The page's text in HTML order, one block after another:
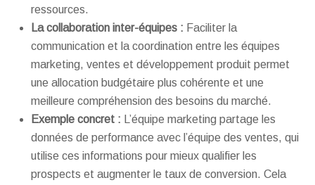
ressources.
La collaboration inter-équipes : Faciliter la
communication et la coordination entre les équipes
marketing, ventes et développement produit permet
une allocation budgétaire plus cohérente et une
meilleure compréhension des besoins du marché.
Exemple concret :
L’équipe marketing partage les
données de performance avec l’équipe des ventes, qui
utilise ces informations pour mieux qualifier les
prospects et augmenter le taux de conversion. Cela